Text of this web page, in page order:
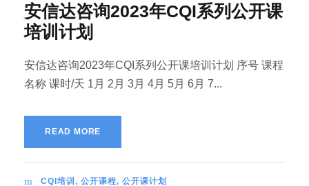
安信达咨询2023年CQI系列公开课
培训计划
安信达咨询2023年CQI系列公开课培训计划 序号 课程
名称 课时/天 1月 2月 3月 4月 5月 6月 7...
READ MORE
CQI培训 , 公开课程, 公开课计划